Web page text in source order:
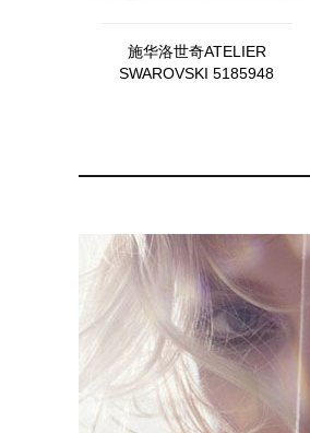
施华洛世奇ATELIER
SWAROVSKI 5185948